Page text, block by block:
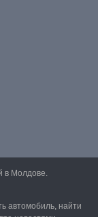
в Молдове.
автомобиль, найти